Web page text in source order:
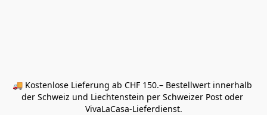
🚚 Kostenlose Lieferung ab CHF 150.– Bestellwert innerhalb
der Schweiz und Liechtenstein per Schweizer Post oder
VivaLaCasa-Lieferdienst.